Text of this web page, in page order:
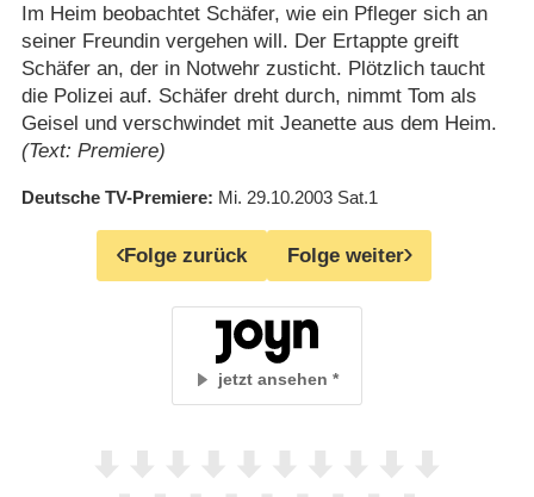
Im Heim beobachtet Schäfer, wie ein Pfleger sich an
seiner Freundin vergehen will. Der Ertappte greift
Schäfer an, der in Notwehr zusticht. Plötzlich taucht
die Polizei auf. Schäfer dreht durch, nimmt Tom als
Geisel und verschwindet mit Jeanette aus dem Heim.
(Text: Premiere)
Deutsche TV-Premiere Mi. 29.10.2003 Sat.1
Folge zurück Folge weiter
jetzt ansehen